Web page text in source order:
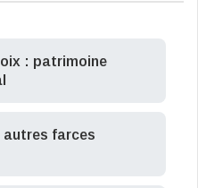
: patrimoine
autres farces